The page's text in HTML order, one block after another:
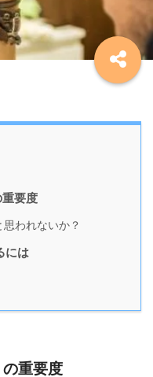
要度
われないか？
には
重要度